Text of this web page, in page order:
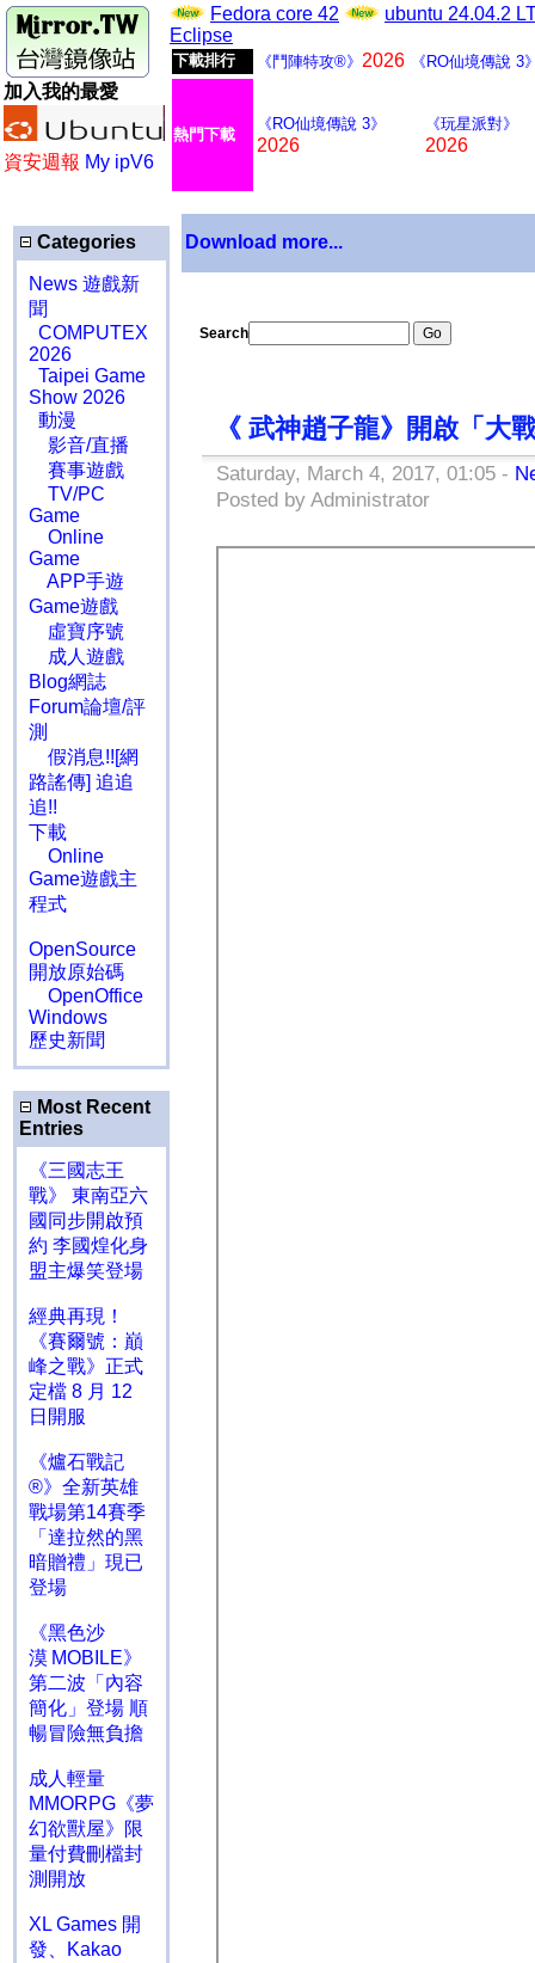
加入我的最愛
資安週報 My ipV6
Fedora core 42
ubuntu 24.04.2
Eclipse
下載排行 《鬥陣特攻®》 2026 《RO仙境傳說 3
熱門下載
《RO仙境傳說 3》
2026
《玩星派對》
2026
Categories
News 遊戲新
聞
COMPUTEX
2026
Taipei Game
Show 2026
動漫
影音/直播
賽事遊戲
TV/PC
Game
Online
Game
APP手遊
Game遊戲
虛寶序號
成人遊戲
Blog網誌
Forum論壇/評
測
假消息!![網
路謠傳] 追追
追!!
下載
Online
Game遊戲主
程式
OpenSource
開放原始碼
OpenOffice
Windows
歷史新聞
Most Recent
Entries
《三國志王
戰》 東南亞六
國同步開啟預
約 李國煌化身
盟主爆笑登場
經典再現！
《賽爾號：巔
峰之戰》正式
定檔 8 月 12
日開服
《爐石戰記
®》全新英雄
戰場第14賽季
「達拉然的黑
暗贈禮」現已
登場
《黑色沙
漠 MOBILE》
第二波「內容
簡化」登場 順
暢冒險無負擔
成人輕量
MMORPG《夢
幻欲獸屋》限
量付費刪檔封
測開放
XL Games 開
發、Kakao
Download more...
Search
《 武神趙子龍》開啟「大
Saturday, March 4, 2017, 01:05 -
Posted by Administrator